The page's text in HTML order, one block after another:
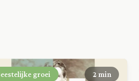
groei 2 min